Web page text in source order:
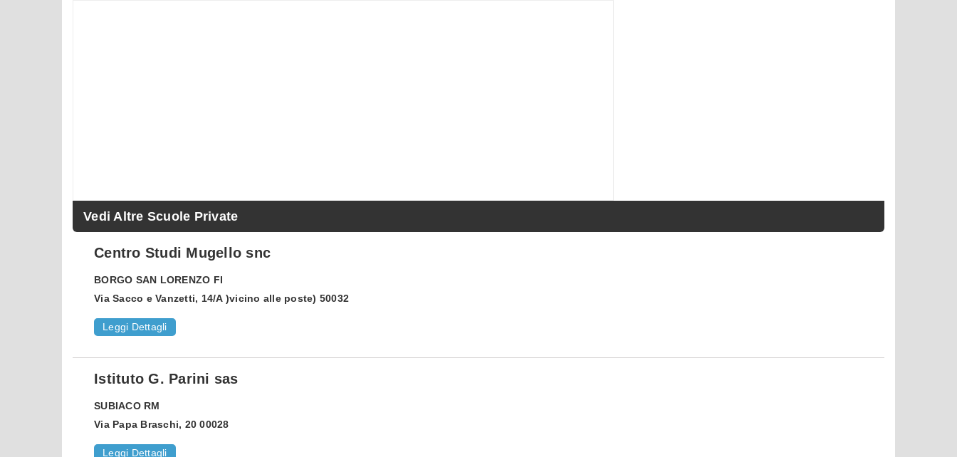
Vedi Altre Scuole Private
Centro Studi Mugello snc
BORGO SAN LORENZO FI
Via Sacco e Vanzetti, 14/A )vicino alle poste) 50032
Leggi Dettagli
Istituto G. Parini sas
SUBIACO RM
Via Papa Braschi, 20 00028
Leggi Dettagli